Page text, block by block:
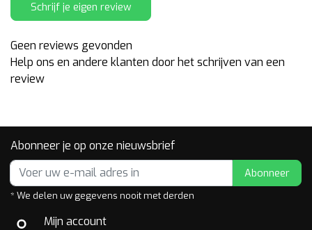
Schrijf je eigen review
Geen reviews gevonden
Help ons en andere klanten door het schrijven van een
review
Abonneer je op onze nieuwsbrief
Abonneer
* We delen uw gegevens nooit met derden
Mijn account